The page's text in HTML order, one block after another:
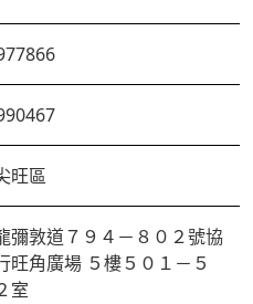
旺區
彌敦道７９４－８０２號協
旺角廣場 ５樓５０１－５
室